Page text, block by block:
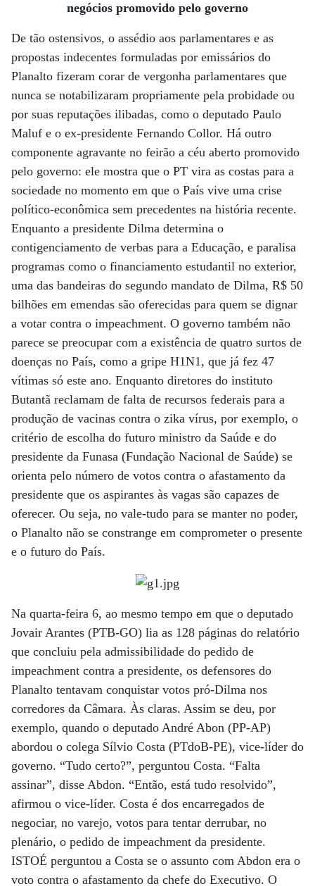
negócios promovido pelo governo
De tão ostensivos, o assédio aos parlamentares e as
propostas indecentes formuladas por emissários do
Planalto fizeram corar de vergonha parlamentares que
nunca se notabilizaram propriamente pela probidade ou
por suas reputações ilibadas, como o deputado Paulo
Maluf e o ex-presidente Fernando Collor. Há outro
componente agravante no feirão a céu aberto promovido
pelo governo: ele mostra que o PT vira as costas para a
sociedade no momento em que o País vive uma crise
político-econômica sem precedentes na história recente.
Enquanto a presidente Dilma determina o
contigenciamento de verbas para a Educação, e paralisa
programas como o financiamento estudantil no exterior,
uma das bandeiras do segundo mandato de Dilma, R$ 50
bilhões em emendas são oferecidas para quem se dignar
a votar contra o impeachment. O governo também não
parece se preocupar com a existência de quatro surtos de
doenças no País, como a gripe H1N1, que já fez 47
vítimas só este ano. Enquanto diretores do instituto
Butantã reclamam de falta de recursos federais para a
produção de vacinas contra o zika vírus, por exemplo, o
critério de escolha do futuro ministro da Saúde e do
presidente da Funasa (Fundação Nacional de Saúde) se
orienta pelo número de votos contra o afastamento da
presidente que os aspirantes às vagas são capazes de
oferecer. Ou seja, no vale-tudo para se manter no poder,
o Planalto não se constrange em comprometer o presente
e o futuro do País.
Na quarta-feira 6, ao mesmo tempo em que o deputado
Jovair Arantes (PTB-GO) lia as 128 páginas do relatório
que concluiu pela admissibilidade do pedido de
impeachment contra a presidente, os defensores do
Planalto tentavam conquistar votos pró-Dilma nos
corredores da Câmara. Às claras. Assim se deu, por
exemplo, quando o deputado André Abon (PP-AP)
abordou o colega Sílvio Costa (PTdoB-PE), vice-líder do
governo. “Tudo certo?”, perguntou Costa. “Falta
assinar”, disse Abdon. “Então, está tudo resolvido”,
afirmou o vice-líder. Costa é dos encarregados de
negociar, no varejo, votos para tentar derrubar, no
plenário, o pedido de impeachment da presidente.
ISTOÉ perguntou a Costa se o assunto com Abdon era o
voto contra o afastamento da chefe do Executivo. O